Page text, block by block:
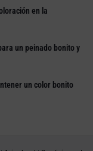
en la
un peinado bonito y
un color bonito